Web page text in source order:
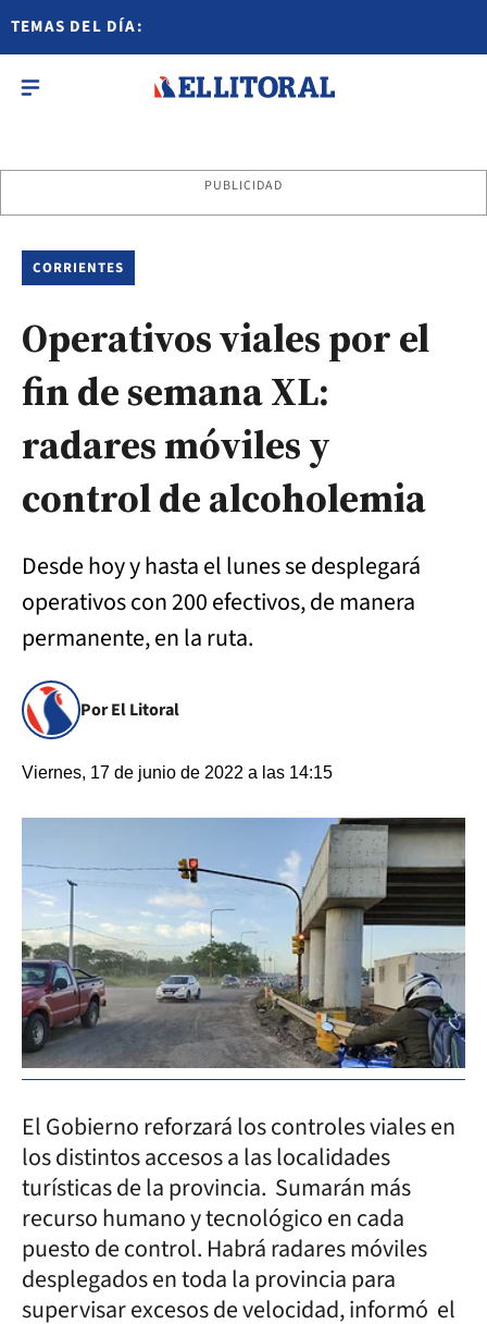
TEMAS DEL DÍA:
PUBLICIDAD
CORRIENTES
Operativos viales por el
fin de semana XL:
radares móviles y
control de alcoholemia
Desde hoy y hasta el lunes se desplegará
operativos con 200 efectivos, de manera
permanente, en la ruta.
Por El Litoral
Viernes, 17 de junio de 2022 a las 14:15
El Gobierno reforzará los controles viales en
los distintos accesos a las localidades
turísticas de la provincia. Sumarán más
recurso humano y tecnológico en cada
puesto de control. Habrá radares móviles
desplegados en toda la provincia para
supervisar excesos de velocidad, informó el